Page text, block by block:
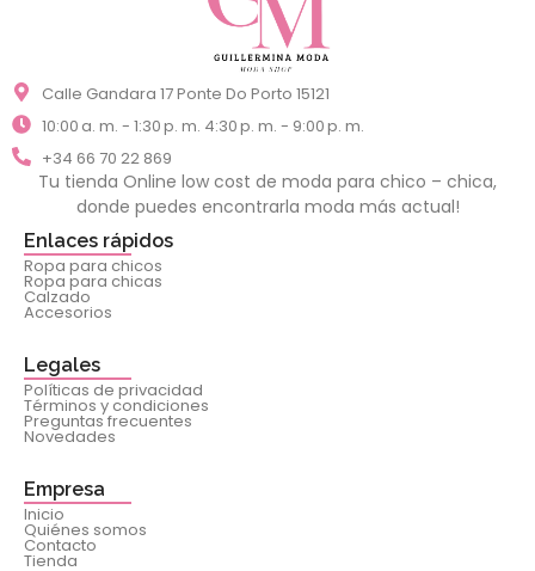
Calle Gandara 17 Ponte Do Porto 15121
10:00 a. m. - 1:30 p. m. 4:30 p. m. - 9:00 p. m.
+34 66 70 22 869
Tu tienda Online low cost de moda para chico – chica,
donde puedes encontrarla moda más actual!
Enlaces rápidos
Ropa para chicos
Ropa para chicas
Calzado
Accesorios
Legales
Políticas de privacidad
Términos y condiciones
Preguntas frecuentes
Novedades
Empresa
Inicio
Quiénes somos
Contacto
Tienda